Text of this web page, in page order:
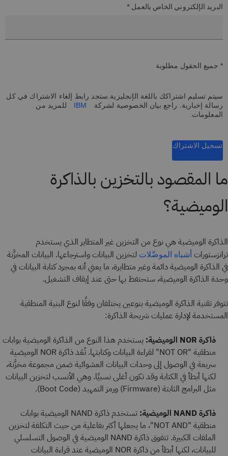
البريد الإلكتروني الخاص بالعمل *
* جميع الحقول مطلوبة
سيتم تسليم اشتراكك باللغة الإنجليزية.ستجد رابط إلغاء الاشتراك في كل
رسالة إخبارية. راجع بيان الخصوصية لشركة
للمزيد من
المعلومات.
تسجيل الاشتراك
ما المقصود بالتخزين بالذاكرة
الوميضية؟
الذاكرة الوميضية هي نوع من التخزين غير المتطاير الذي يستخدم
ترانزستورات أشباه الموصِّلات لتخزين البيانات واسترجاعها. البيانات المخزَّنة
في الذاكرة الوميضية دائمة وغير متطايرة، ما يعني أنه بمجرد كتابة البيانات في
وحدة الذاكرة الوميضية، ستحتفظ بها حتى عند إيقاف التشغيل.
تتوفر تقنية الذاكرة الوميضية بنوعين يختلفان وفقًا لنوع البنية المنطقية
المستخدمة لإدارة عمليات شريحة الذاكرة:
ذاكرة NOR الوميضية:
يستخدم هذا النوع من الذاكرة الوميضية بوابات
منطقية "NOT OR" لقراءة البيانات وكتابتها. تُعَد ذاكرة NOR الوميضية
سريعة في الوصول إلى وحدات البيانات العشوائية ضمن مجموعة مخزَّنة،
لكنها أبطأ في الكتابة وقد تكون أغلى نسبيًا. وهي الأنسب لتخزين البيانات
مثل البرامج الثابتة (Firmware) ورمز التمهيد (Boot Code).
ذاكرة NAND الوميضية:
تستخدم ذاكرة NAND الوميضية بوابات
منطقية "NOT AND"، ما يجعلها أكثر بفاعلية من حيث التكلفة لتخزين
الملفات الكبيرة. تتفوق ذاكرة NAND الوميضية في الوصول التسلسلي
للبيانات، لكنها أبطأ من ذاكرة NOR الوميضية عند قراءة البيانات